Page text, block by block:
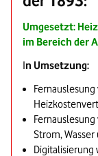
Umgesetzt:
im Bereich der
In Umsetzung:
Strom, Wasser